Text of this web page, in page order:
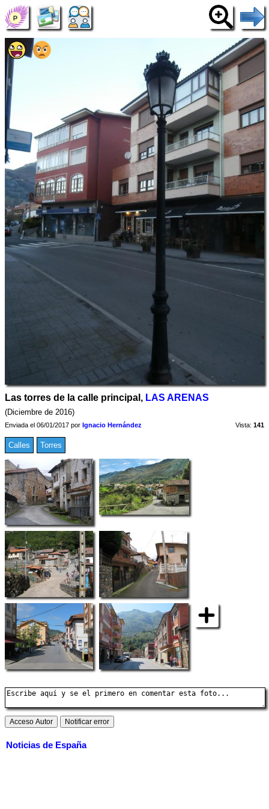
Las torres de la calle principal, LAS ARENAS
(Diciembre de 2016)
Enviada el 06/01/2017 por Ignacio Hernández Vista: 141
Calles Torres
Noticias de España